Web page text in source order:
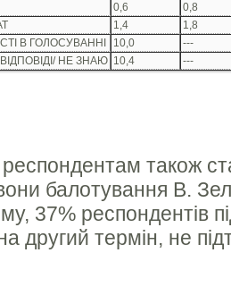
0,6
0,8
1,4
1,8
В ГОЛОСУВАННІ
10,0
---
НЕ ЗНАЮ 10,4 ---
також
балотування В.
37% респондентів
другий термін, не